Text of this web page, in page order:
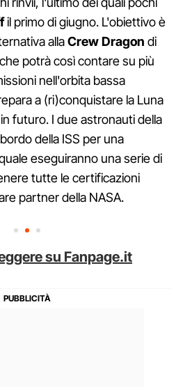
il primo di giugno. L'obiettivo è
allaCrew Dragon di
potrà così contare su più
nell'orbita bassa
a (ri)conquistare la Luna
in futuro. I due astronauti della
della ISS per una
eseguiranno una serie di
tutte le certificazioni
partner della NASA.
su Fanpage.it